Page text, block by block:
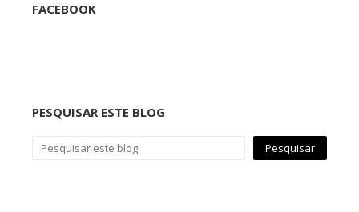
FACEBOOK
PESQUISAR ESTE BLOG